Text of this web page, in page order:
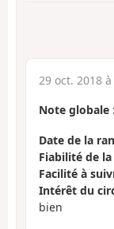
29 oct. 2018 à
Note globale :
Date de la
Fiabilité de
Facilité à
Intérêt du
bien